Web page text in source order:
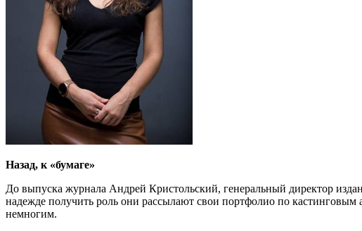
Назад, к «бумаге»
До выпуска журнала Андрей Кристольский, генеральный директор
надежде получить роль они рассылают свои портфолио по кастинговым
немногим.